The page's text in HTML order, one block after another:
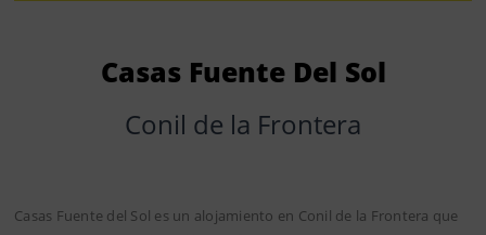
Casas Fuente Del Sol
Conil de la Frontera
Casas Fuente del Sol es un alojamiento en Conil de la Frontera que